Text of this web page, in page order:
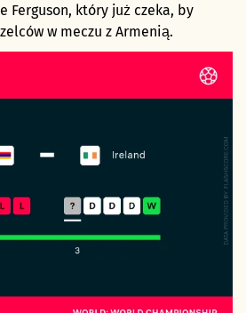
Ferguson, który już czeka, by
w meczu z Armenią.